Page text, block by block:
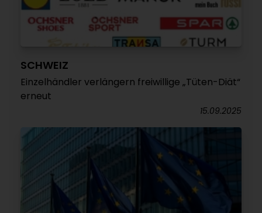
SCHWEIZ
Einzelhändler verlängern freiwillige „Tüten-Diät“
erneut
15.09.2025